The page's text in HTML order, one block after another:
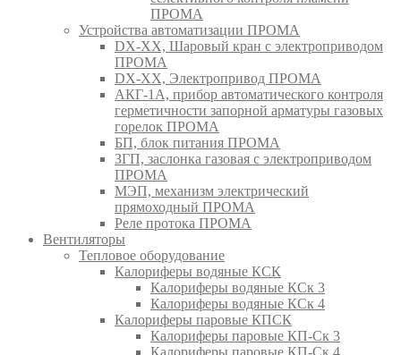
ПРОМА
Устройства автоматизации ПРОМА
DX-XX, Шаровый кран c электроприводом
ПРОМА
DX-XX, Электропривод ПРОМА
АКГ-1А, прибор автоматического контроля
герметичности запорной арматуры газовых
горелок ПРОМА
БП, блок питания ПРОМА
ЗГП, заслонка газовая с электроприводом
ПРОМА
МЭП, механизм электрический
прямоходный ПРОМА
Реле протока ПРОМА
Вентиляторы
Тепловое оборудование
Калориферы водяные КСК
Калориферы водяные КСк 3
Калориферы водяные КСк 4
Калориферы паровые КПСК
Калориферы паровые КП-Ск 3